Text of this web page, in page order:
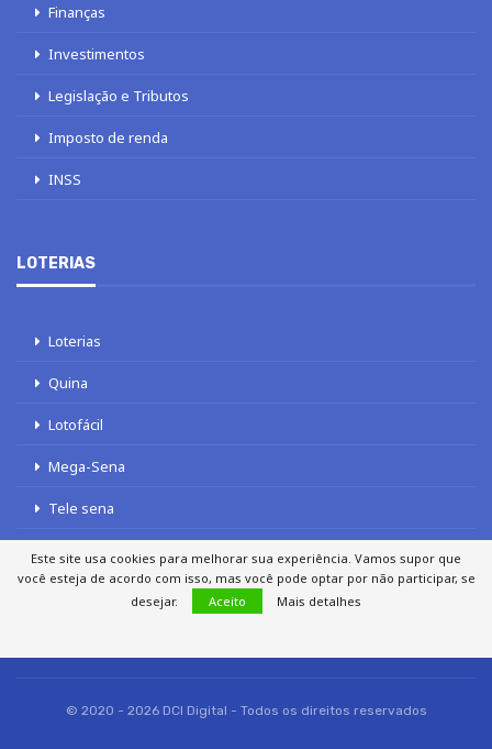
Finanças
Investimentos
Legislação e Tributos
Imposto de renda
INSS
LOTERIAS
Loterias
Quina
Lotofácil
Mega-Sena
Tele sena
AUTORES
FALE COM O JORNAL DCI
© 2020 - 2026 DCI Digital - Todos os direitos reservados
Este site usa cookies para melhorar sua experiência. Vamos supor que
você esteja de acordo com isso, mas você pode optar por não participar, se
desejar.
Aceito Mais detalhes